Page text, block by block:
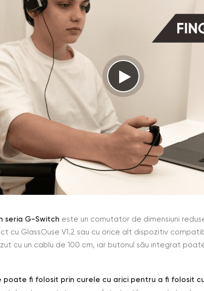
seria G-Switch este un comutator de dimensiuni
cu GlassOuse V1.2 sau cu orice alt dispozitiv
cu un cablu de 100 cm, iar butonul său integrat
fi folosit prin curele cu arici pentru a fi folosit